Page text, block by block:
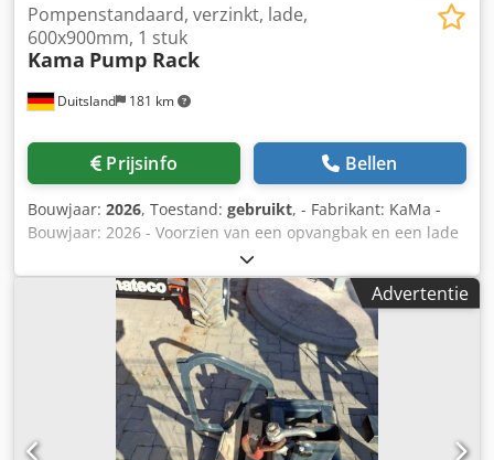
Duitsland 181 km
Pompenstandaard, verzinkt, lade,
600x900mm, 1 stuk
Kama Pump Rack
Prijsinfo Bellen
Bouwjaar: 2026, Toestand: gebruikt, - Fabrikant: KaMa -
Bouwjaar: 2026 - Voorzien van een opvangbak en een lade
- Verzinkt Dcsdpfjztf Nnsx Ac Tsk - Breedte: 600 mm -
Diepte: 900 mm - Hoogte: 1.350 mm - Bak met lade,
afmetingen 600x900 mm - Voorzien van een rooster van
geperforeerd metaal, met daaronder een lade voor
eenvoudige reiniging.
Advertentie